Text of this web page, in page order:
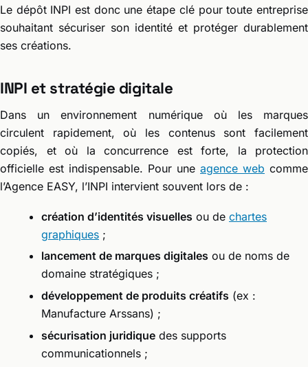
Le dépôt INPI est donc une étape clé pour toute entreprise
souhaitant sécuriser son identité et protéger durablement
ses créations.
INPI et stratégie digitale
Dans un environnement numérique où les marques
circulent rapidement, où les contenus sont facilement
copiés, et où la concurrence est forte, la protection
officielle est indispensable. Pour une agence web comme
l’Agence EASY, l’INPI intervient souvent lors de :
création d’identités visuelles ou de chartes
graphiques ;
lancement de marques digitales ou de noms de
domaine stratégiques ;
développement de produits créatifs (ex :
Manufacture Arssans) ;
sécurisation juridique des supports
communicationnels ;